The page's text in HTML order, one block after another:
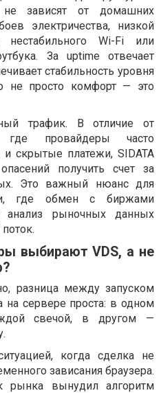
не зависят от домашних
электричества, низкой
нестабильного Wi-Fi или
За uptime отвечает
стабильность уровня
не просто комфорт — это
трафик. В отличие от
где провайдеры часто
и скрытые платежи, SIDATA
получить счет за
Это важный нюанс для
где обмен с биржами
анализ рыночных данных
выбирают VDS, а не
разница между запуском
на сервере проста: в одном
свечой, в другом —
когда сделка не
зависания браузера.
рынка вынудил алгоритм